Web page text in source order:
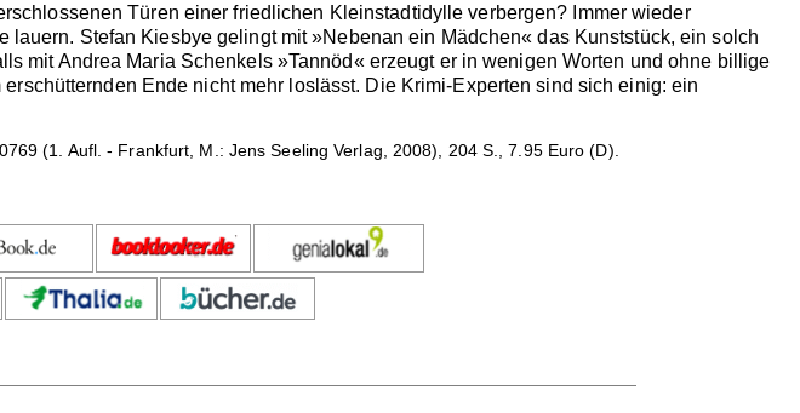
Türen einer friedlichen Kleinstadtidylle verbergen? Immer wieder
Stefan Kiesbye gelingt mit »Nebenan ein Mädchen« das Kunststück, ein solch
mit Andrea Maria Schenkels »Tannöd« erzeugt er in wenigen Worten und ohne billige
Ende nicht mehr loslässt. Die Krimi-Experten sind sich einig: ein
(1. Aufl. - Frankfurt, M.: Jens Seeling Verlag, 2008), 204 S., 7.95 Euro (D).